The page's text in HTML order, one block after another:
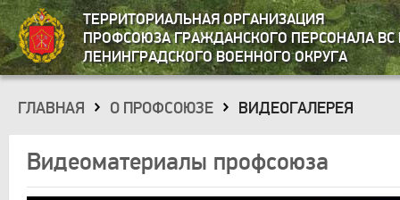
ТЕРРИТОРИАЛЬНАЯ ОРГАНИЗАЦИЯ
ПРОФСОЮЗА ГРАЖДАНСКОГО ПЕРСОНАЛА ВС
ЛЕНИНГРАДСКОГО ВОЕННОГО ОКРУГА
ГЛАВНАЯ О ПРОФСОЮЗЕ ВИДЕОГАЛЕРЕЯ
Видеоматериалы профсоюза